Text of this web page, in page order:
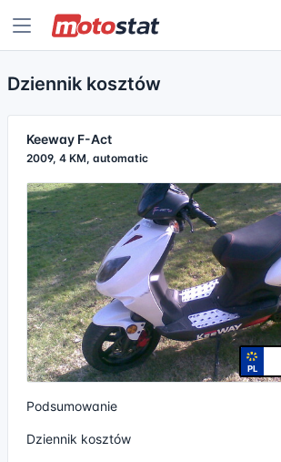
Dziennik kosztów
Keeway F-Act
2009, 4 KM, automatic
PL
Podsumowanie
Dziennik kosztów